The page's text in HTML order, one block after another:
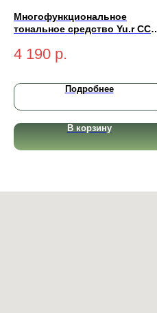
Многофункциональное
тональное средство Yu.r CCC
SPF50+ PA+++ (light-светлый)
4 190 р.
Подробнее
В корзину